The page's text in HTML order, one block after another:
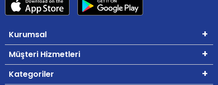
Kurumsal
Müşteri Hizmetleri
Kategoriler